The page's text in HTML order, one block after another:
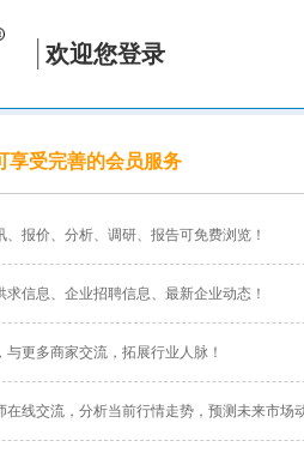
欢迎您登录
享受完善的会员服务
、报价、分析、调研、报告可免费浏览！
求信息、企业招聘信息、最新企业动态！
与更多商家交流，拓展行业人脉！
在线交流，分析当前行情走势，预测未来市场